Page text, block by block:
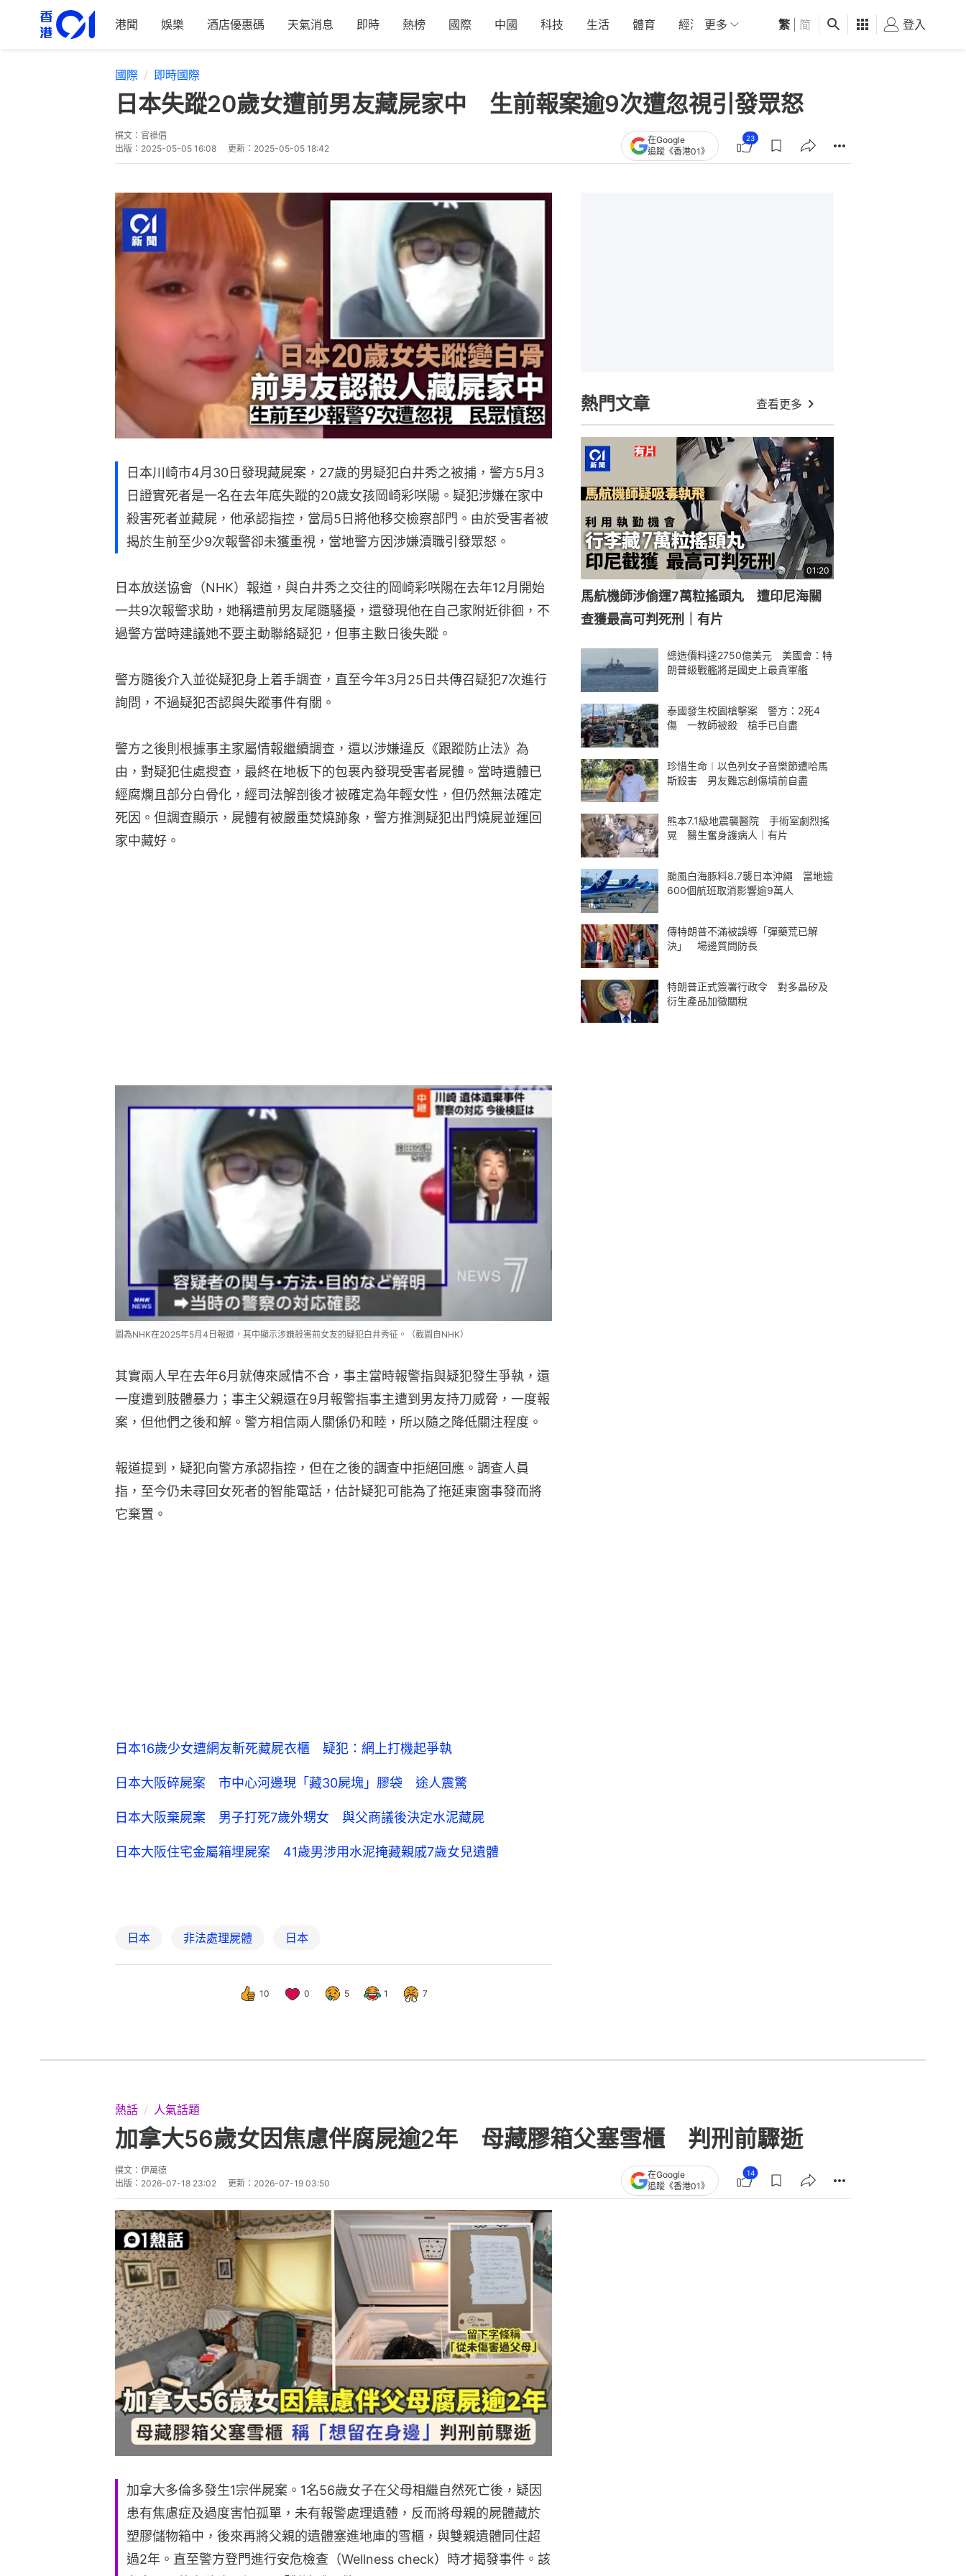
港聞 娛樂 酒店優惠碼 天氣消息 即時 熱榜 國際 中國 科技 生活 體育 經濟 01深圳 觀點 健康 好食玩飛
更多 繁 简 登入
國際 即時國際
日本失蹤20歲女遭前男友藏屍家中 生前報案逾9次遭忽視引發眾怒
撰文： 官祿倡
出版： 2025-05-05 16:08 更新： 2025-05-05 18:42
在Google
追蹤《香港01》
23
日本川崎市4月30日發現藏屍案，27歲的男疑犯白井秀之被捕，警方5月3
日證實死者是一名在去年底失蹤的20歲女孩岡崎彩咲陽。疑犯涉嫌在家中
殺害死者並藏屍，他承認指控，當局5日將他移交檢察部門。由於受害者被
揭於生前至少9次報警卻未獲重視，當地警方因涉嫌瀆職引發眾怒。
日本放送協會（NHK）報道，與白井秀之交往的岡崎彩咲陽在去年12月開始
一共9次報警求助，她稱遭前男友尾隨騷擾，還發現他在自己家附近徘徊，不
過警方當時建議她不要主動聯絡疑犯，但事主數日後失蹤。
警方隨後介入並從疑犯身上着手調查，直至今年3月25日共傳召疑犯7次進行
詢問，不過疑犯否認與失蹤事件有關。
警方之後則根據事主家屬情報繼續調查，還以涉嫌違反《跟蹤防止法》為
由，對疑犯住處搜查，最終在地板下的包裹內發現受害者屍體。當時遺體已
經腐爛且部分白骨化，經司法解剖後才被確定為年輕女性，但仍然無法確定
死因。但調查顯示，屍體有被嚴重焚燒跡象，警方推測疑犯出門燒屍並運回
家中藏好。
圖為NHK在2025年5月4日報道，其中顯示涉嫌殺害前女友的疑犯白井秀征。（截圖自NHK）
其實兩人早在去年6月就傳來感情不合，事主當時報警指與疑犯發生爭執，還
一度遭到肢體暴力；事主父親還在9月報警指事主遭到男友持刀威脅，一度報
案，但他們之後和解。警方相信兩人關係仍和睦，所以隨之降低關注程度。
報道提到，疑犯向警方承認指控，但在之後的調查中拒絕回應。調查人員
指，至今仍未尋回女死者的智能電話，估計疑犯可能為了拖延東窗事發而將
它棄置。
日本16歲少女遭網友斬死藏屍衣櫃 疑犯：網上打機起爭執
日本大阪碎屍案 市中心河邊現「藏30屍塊」膠袋 途人震驚
日本大阪棄屍案 男子打死7歲外甥女 與父商議後決定水泥藏屍
日本大阪住宅金屬箱埋屍案 41歲男涉用水泥掩藏親戚7歲女兒遺體
日本 非法處理屍體 日本
10 0 5 1 7
熱門文章 查看更多
01:20
馬航機師涉偷運7萬粒搖頭丸 遭印尼海關
查獲最高可判死刑｜有片
總造價料達2750億美元 美國會：特
朗普級戰艦將是國史上最貴軍艦
泰國發生校園槍擊案 警方：2死4
傷 一教師被殺 槍手已自盡
珍惜生命︱以色列女子音樂節遭哈馬
斯殺害 男友難忘創傷墳前自盡
熊本7.1級地震襲醫院 手術室劇烈搖
晃 醫生奮身護病人｜有片
颱風白海豚料8.7襲日本沖繩 當地逾
600個航班取消影響逾9萬人
傳特朗普不滿被誤導「彈藥荒已解
決」 場邊質問防長
特朗普正式簽署行政令 對多晶矽及
衍生產品加徵關稅
熱話 人氣話題
加拿大56歲女因焦慮伴腐屍逾2年 母藏膠箱父塞雪櫃 判刑前驟逝
撰文： 伊萬德
出版： 2026-07-18 23:02 更新： 2026-07-19 03:50
在Google
追蹤《香港01》
14
加拿大多倫多發生1宗伴屍案。1名56歲女子在父母相繼自然死亡後，疑因
患有焦慮症及過度害怕孤單，未有報警處理遺體，反而將母親的屍體藏於
塑膠儲物箱中，後來再將父親的遺體塞進地庫的雪櫃，與雙親遺體同住超
過2年。直至警方登門進行安危檢查（Wellness check）時才揭發事件。該